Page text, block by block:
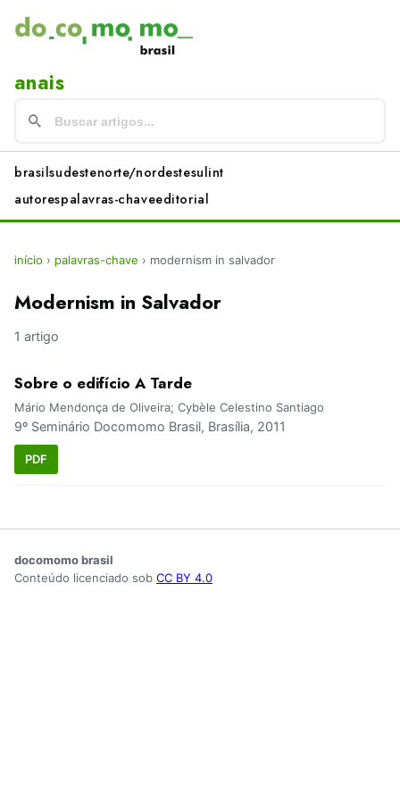
anais
brasilsudestenorte/nordestesulint
autorespalavras-chaveeditorial
início › palavras-chave › modernism in salvador
Modernism in Salvador
1 artigo
Sobre o edifício A Tarde
Mário Mendonça de Oliveira; Cybèle Celestino Santiago
9º Seminário Docomomo Brasil, Brasília, 2011
PDF
docomomo brasil
Conteúdo licenciado sob CC BY 4.0